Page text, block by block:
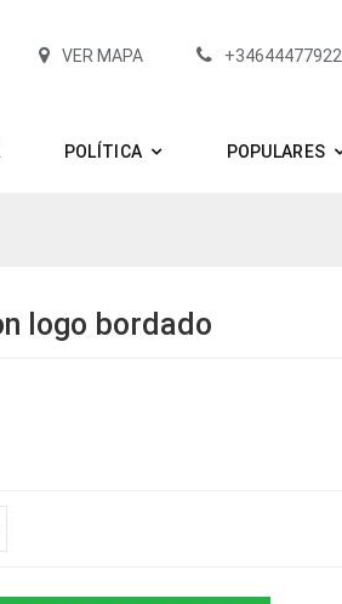
VER MAPA +34644477922
POLÍTICA POPULARES
logo bordado